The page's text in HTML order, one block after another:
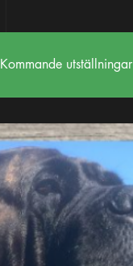
Kommande utställningar